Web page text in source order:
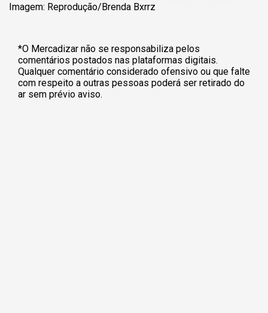
Imagem: Reprodução/Brenda Bxrrz
*O Mercadizar não se responsabiliza pelos
comentários postados nas plataformas digitais.
Qualquer comentário considerado ofensivo ou que falte
com respeito a outras pessoas poderá ser retirado do
ar sem prévio aviso.